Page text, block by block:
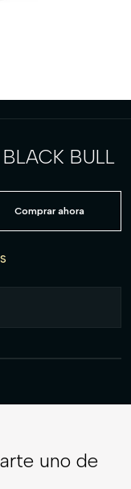
BULL
Comprar ahora
uno de